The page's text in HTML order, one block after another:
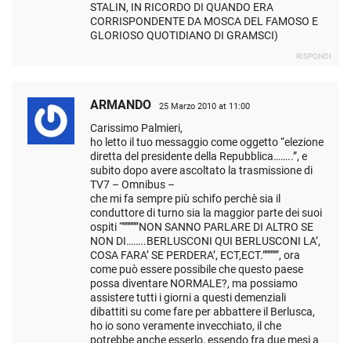
STALIN, IN RICORDO DI QUANDO ERA
CORRISPONDENTE DA MOSCA DEL FAMOSO E
GLORIOSO QUOTIDIANO DI GRAMSCI)
RISPONDI
ARMANDO 25 Marzo 2010 at 11:00
Carissimo Palmieri,
ho letto il tuo messaggio come oggetto “elezione
diretta del presidente della Repubblica……..”, e
subito dopo avere ascoltato la trasmissione di
TV7 – Omnibus –
che mi fa sempre più schifo perchè sia il
conduttore di turno sia la maggior parte dei suoi
ospiti “”””””NON SANNO PARLARE DI ALTRO SE
NON DI……..BERLUSCONI QUI BERLUSCONI LA’,
COSA FARA’ SE PERDERA’, ECT,ECT.”””””, ora
come può essere possibile che questo paese
possa diventare NORMALE?, ma possiamo
assistere tutti i giorni a questi demenziali
dibattiti su come fare per abbattere il Berlusca,
ho io sono veramente invecchiato, il che
potrebbe anche esserlo, essendo fra due mesi a